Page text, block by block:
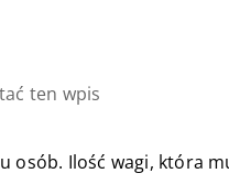
ten wpis
osób. Ilość wagi, która